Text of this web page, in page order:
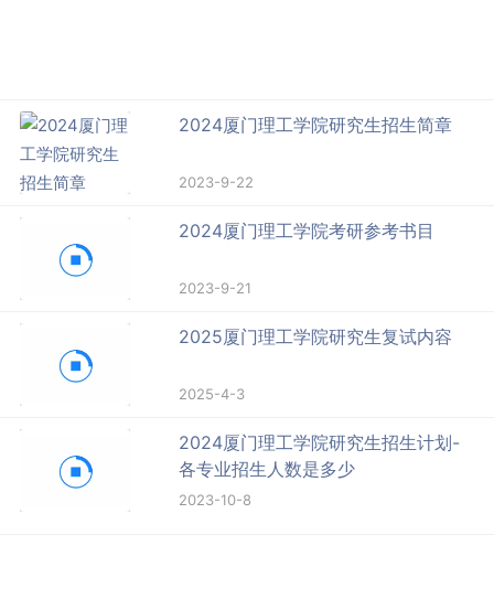
2024厦门理工学院研究生招生简章
2023-9-22
2024厦门理工学院考研参考书目
2023-9-21
2025厦门理工学院研究生复试内容
2025-4-3
2024厦门理工学院研究生招生计划-
各专业招生人数是多少
2023-10-8